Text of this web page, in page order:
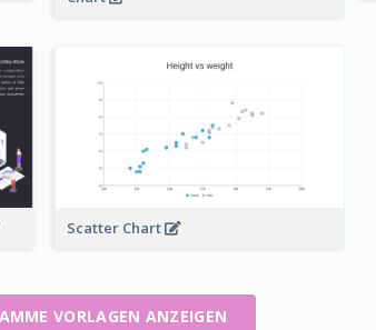
Scatter Chart
VORLAGEN ANZEIGEN